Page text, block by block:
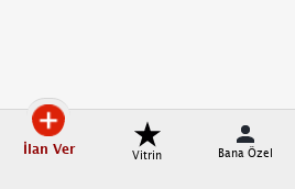
İlan Ver Vitrin Bana Özel